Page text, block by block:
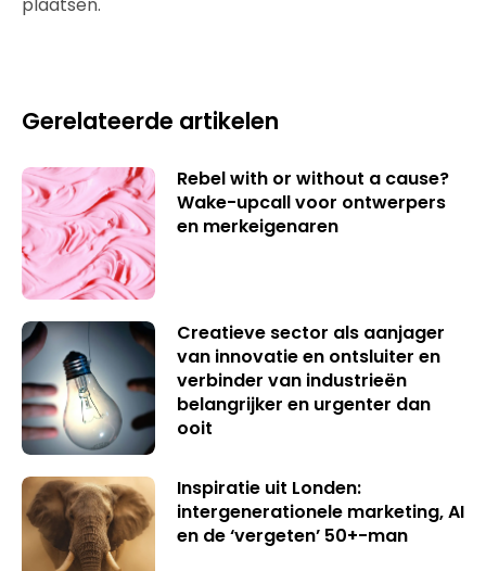
Gerelateerde artikelen
Rebel with or without a cause?
Wake-upcall voor ontwerpers
en merkeigenaren
Creatieve sector als aanjager
van innovatie en ontsluiter en
verbinder van industrieën
belangrijker en urgenter dan
ooit
Inspiratie uit Londen:
intergenerationele marketing, AI
en de ‘vergeten’ 50+-man